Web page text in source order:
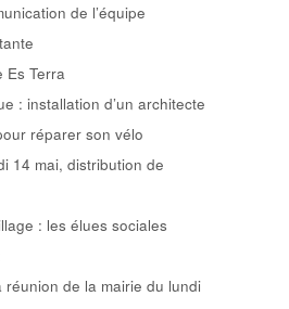
de l’équipe
Es Terra
: installation d’un architecte
réparer son vélo
14 mai, distribution de
: les élues sociales
réunion de la mairie du lundi